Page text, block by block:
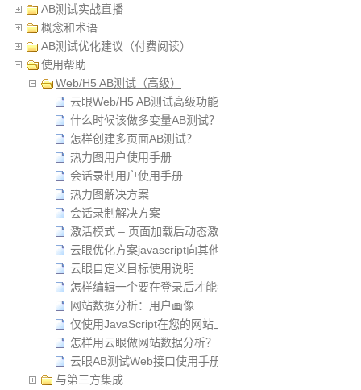
AB测试实战直播
概念和术语
AB测试优化建议（付费阅读）
使用帮助
Web/H5 AB测试（高级）
云眼Web/H5 AB测试高级功能介绍
什么时候该做多变量AB测试？
怎样创建多页面AB测试？
热力图用户使用手册
会话录制用户使用手册
热力图解决方案
会话录制解决方案
激活模式 – 页面加载后动态激活试验
云眼优化方案javascript向其他服务传递试验参数
云眼自定义目标使用说明
怎样编辑一个要在登录后才能看到Web页面？
网站数据分析：用户画像
仅使用JavaScript在您的网站上运行A / B测试实验
怎样用云眼做网站数据分析？
云眼AB测试Web接口使用手册
与第三方集成